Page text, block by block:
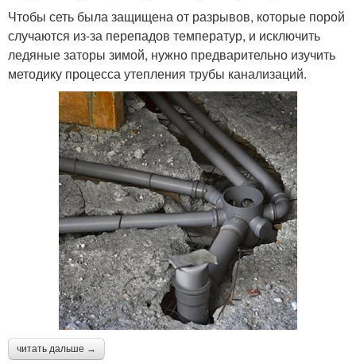
Чтобы сеть была защищена от разрывов, которые порой
случаются из-за перепадов температур, и исключить
ледяные заторы зимой, нужно предварительно изучить
методику процесса утепления трубы канализаций.
читать дальше →